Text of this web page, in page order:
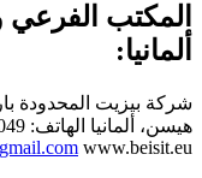
المكتب
ألمانيا:
شركة بيزيت المحدودة
هيسن، ألمانيا الهاتف: 0049-619-6921-1537
www.beisit.eu